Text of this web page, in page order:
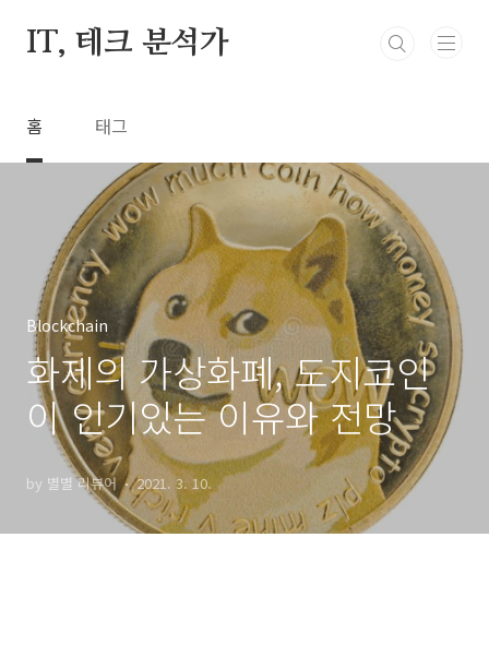
IT, 테크 분석가
홈 태그
Blockchain
화제의 가상화폐, 도지코인
이 인기있는 이유와 전망
by 별별 리뷰어 2021. 3. 10.